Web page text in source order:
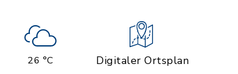
26 °C Digitaler Ortsplan